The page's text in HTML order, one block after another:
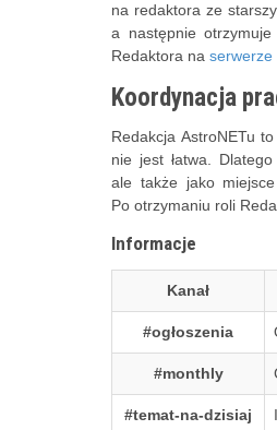
na redaktora ze
a następnie
Redaktora na serwerze
Koordynacja
Redakcja AstroNETu
nie jest łatwa.
ale także jako
Po otrzymaniu roli
Informacje
Kanał
#ogłoszenia
#monthly
#temat-na-dzisiaj